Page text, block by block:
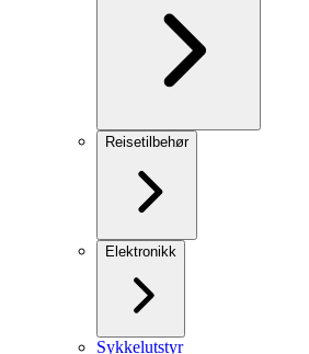
Reisetilbehør
Elektronikk
Sykkelutstyr